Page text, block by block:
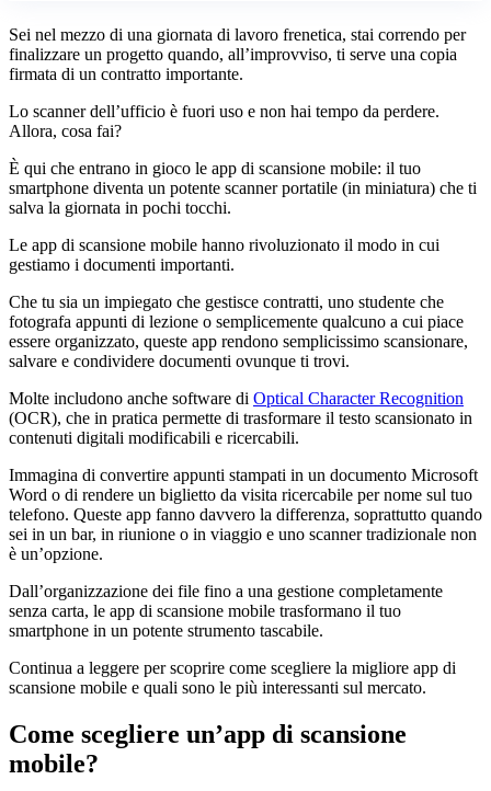
Sei nel mezzo di una giornata di lavoro frenetica, stai correndo per
finalizzare un progetto quando, all’improvviso, ti serve una copia
firmata di un contratto importante.
Lo scanner dell’ufficio è fuori uso e non hai tempo da perdere.
Allora, cosa fai?
È qui che entrano in gioco le app di scansione mobile: il tuo
smartphone diventa un potente scanner portatile (in miniatura) che ti
salva la giornata in pochi tocchi.
Le app di scansione mobile hanno rivoluzionato il modo in cui
gestiamo i documenti importanti.
Che tu sia un impiegato che gestisce contratti, uno studente che
fotografa appunti di lezione o semplicemente qualcuno a cui piace
essere organizzato, queste app rendono semplicissimo scansionare,
salvare e condividere documenti ovunque ti trovi.
Molte includono anche software di Optical Character Recognition
(OCR), che in pratica permette di trasformare il testo scansionato in
contenuti digitali modificabili e ricercabili.
Immagina di convertire appunti stampati in un documento Microsoft
Word o di rendere un biglietto da visita ricercabile per nome sul tuo
telefono. Queste app fanno davvero la differenza, soprattutto quando
sei in un bar, in riunione o in viaggio e uno scanner tradizionale non
è un’opzione.
Dall’organizzazione dei file fino a una gestione completamente
senza carta, le app di scansione mobile trasformano il tuo
smartphone in un potente strumento tascabile.
Continua a leggere per scoprire come scegliere la migliore app di
scansione mobile e quali sono le più interessanti sul mercato.
Come scegliere un’app di scansione
mobile?